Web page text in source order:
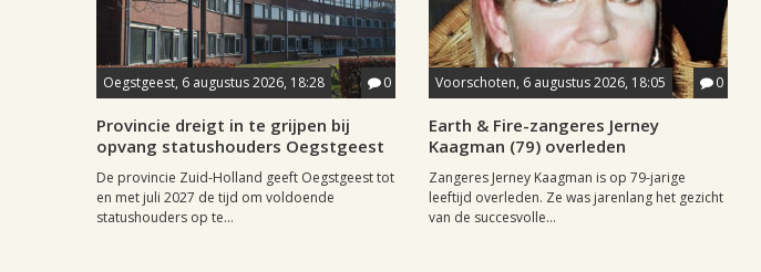
Oegstgeest, 6 augustus 2026, 18:28 0
Provincie dreigt in te grijpen bij
opvang statushouders Oegstgeest
De provincie Zuid-Holland geeft Oegstgeest tot
en met juli 2027 de tijd om voldoende
statushouders op te...
Voorschoten, 6 augustus 2026, 18:05 0
Earth & Fire-zangeres Jerney
Kaagman (79) overleden
Zangeres Jerney Kaagman is op 79-jarige
leeftijd overleden. Ze was jarenlang het gezicht
van de succesvolle...